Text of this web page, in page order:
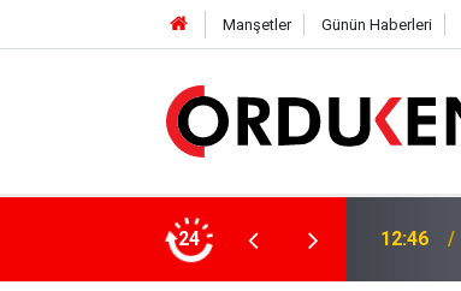
Manşetler Günün Haberleri
24
KURUCU KADROSU AÇIKLANDI 12:22